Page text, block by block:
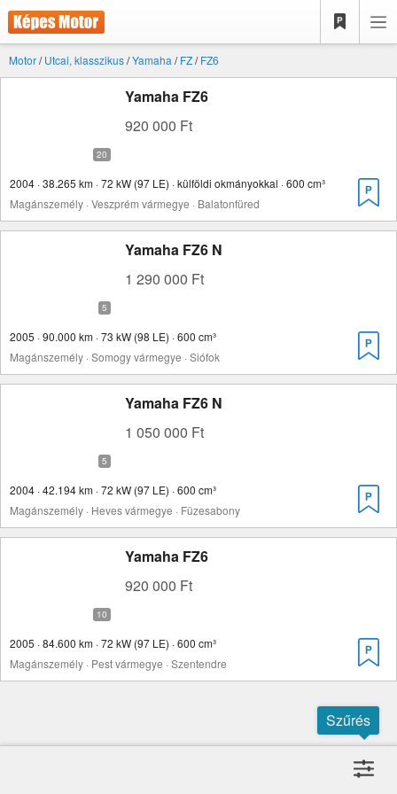
Motor/Utcai, klasszikus/Yamaha /FZ/FZ6
Yamaha FZ6
920 000 Ft
2004 · 38.265 km · 72 kW (97 LE) · külföldi okmányokkal · 600 cm³
Magánszemély · Veszprém vármegye · Balatonfüred
Yamaha FZ6 N
1 290 000 Ft
2005 · 90.000 km · 73 kW (98 LE) · 600 cm³
Magánszemély · Somogy vármegye · Siófok
Yamaha FZ6 N
1 050 000 Ft
2004 · 42.194 km · 72 kW (97 LE) · 600 cm³
Magánszemély · Heves vármegye · Füzesabony
Yamaha FZ6
920 000 Ft
2005 · 84.600 km · 72 kW (97 LE) · 600 cm³
Magánszemély · Pest vármegye · Szentendre
Szűrés